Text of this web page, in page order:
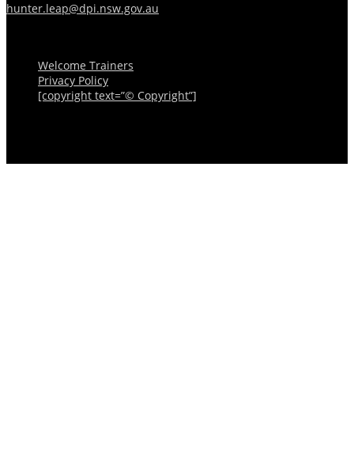
hunter.leap@dpi.nsw.gov.au
Welcome Trainers
Privacy Policy
[copyright text=”© Copyright”]